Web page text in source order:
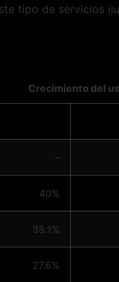
tipo de servicios
Crecimiento del
–
40%
38.1%
27.6%